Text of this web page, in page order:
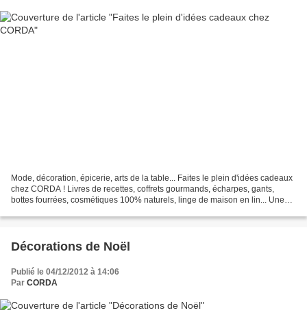
Mode, décoration, épicerie, arts de la table... Faites le plein d'idées cadeaux
chez CORDA ! Livres de recettes, coffrets gourmands, écharpes, gants,
bottes fourrées, cosmétiques 100% naturels, linge de maison en lin... Une
Décorations de Noël
Publié le 04/12/2012 à 14:06
Par CORDA